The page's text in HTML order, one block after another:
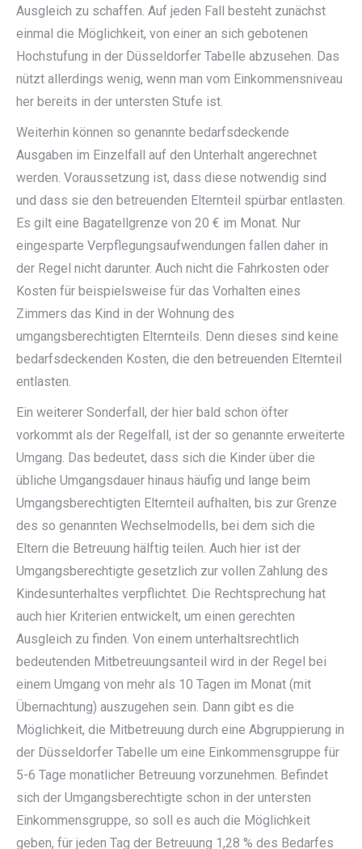
Ausgleich zu schaffen. Auf jeden Fall besteht zunächst
einmal die Möglichkeit, von einer an sich gebotenen
Hochstufung in der Düsseldorfer Tabelle abzusehen. Das
nützt allerdings wenig, wenn man vom Einkommensniveau
her bereits in der untersten Stufe ist.
Weiterhin können so genannte bedarfsdeckende
Ausgaben im Einzelfall auf den Unterhalt angerechnet
werden. Voraussetzung ist, dass diese notwendig sind
und dass sie den betreuenden Elternteil spürbar entlasten.
Es gilt eine Bagatellgrenze von 20 € im Monat. Nur
eingesparte Verpflegungsaufwendungen fallen daher in
der Regel nicht darunter. Auch nicht die Fahrkosten oder
Kosten für beispielsweise für das Vorhalten eines
Zimmers das Kind in der Wohnung des
umgangsberechtigten Elternteils. Denn dieses sind keine
bedarfsdeckenden Kosten, die den betreuenden Elternteil
entlasten.
Ein weiterer Sonderfall, der hier bald schon öfter
vorkommt als der Regelfall, ist der so genannte erweiterte
Umgang. Das bedeutet, dass sich die Kinder über die
übliche Umgangsdauer hinaus häufig und lange beim
Umgangsberechtigten Elternteil aufhalten, bis zur Grenze
des so genannten Wechselmodells, bei dem sich die
Eltern die Betreuung hälftig teilen. Auch hier ist der
Umgangsberechtigte gesetzlich zur vollen Zahlung des
Kindesunterhaltes verpflichtet. Die Rechtsprechung hat
auch hier Kriterien entwickelt, um einen gerechten
Ausgleich zu finden. Von einem unterhaltsrechtlich
bedeutenden Mitbetreuungsanteil wird in der Regel bei
einem Umgang von mehr als 10 Tagen im Monat (mit
Übernachtung) auszugehen sein. Dann gibt es die
Möglichkeit, die Mitbetreuung durch eine Abgruppierung in
der Düsseldorfer Tabelle um eine Einkommensgruppe für
5-6 Tage monatlicher Betreuung vorzunehmen. Befindet
sich der Umgangsberechtigte schon in der untersten
Einkommensgruppe, so soll es auch die Möglichkeit
geben, für jeden Tag der Betreuung 1,28 % des Bedarfes